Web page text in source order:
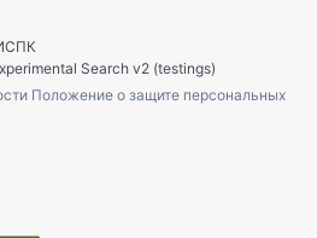
Search v2 (testings)
Положение о защите персональных